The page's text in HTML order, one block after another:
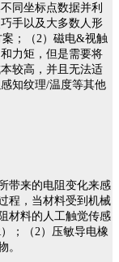
同坐标点数据并利
手以及大多数人形
；（2）磁电&视触
力矩，但是需要将
较高，并且无法适
知纹理/温度等其他
带来的电阻变化来感
程，当材料受到机械
材料的人工触觉传感
；（2）压敏导电橡
。